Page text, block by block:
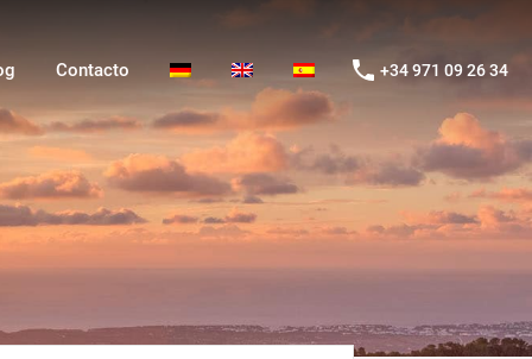
Contacto +34 971 09 26 34